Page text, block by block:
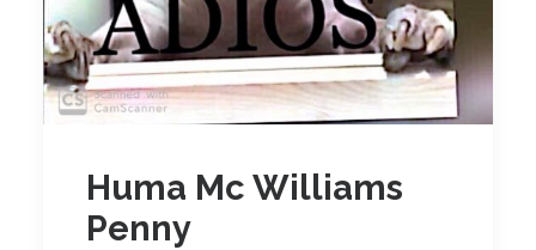
Huma Mc Williams
Penny